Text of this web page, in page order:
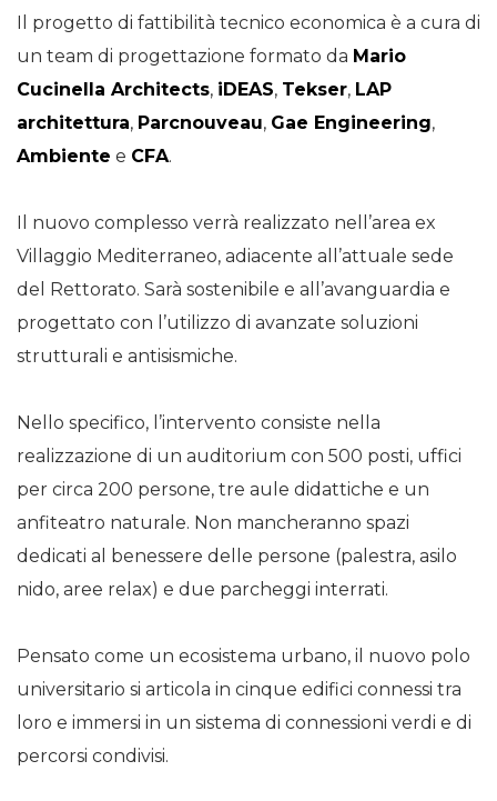
Il progetto di fattibilità tecnico economica è a cura di
un team di progettazione formato da Mario
Cucinella Architects, iDEAS, Tekser, LAP
architettura, Parcnouveau, Gae Engineering,
Ambiente e CFA.
Il nuovo complesso verrà realizzato nell’area ex
Villaggio Mediterraneo, adiacente all’attuale sede
del Rettorato. Sarà sostenibile e all’avanguardia e
progettato con l’utilizzo di avanzate soluzioni
strutturali e antisismiche.
Nello specifico, l’intervento consiste nella
realizzazione di un auditorium con 500 posti, uffici
per circa 200 persone, tre aule didattiche e un
anfiteatro naturale. Non mancheranno spazi
dedicati al benessere delle persone (palestra, asilo
nido, aree relax) e due parcheggi interrati.
Pensato come un ecosistema urbano, il nuovo polo
universitario si articola in cinque edifici connessi tra
loro e immersi in un sistema di connessioni verdi e di
percorsi condivisi.